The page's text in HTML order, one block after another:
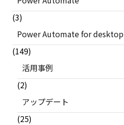
(3)
Power Automate for desktop
(149)
活用事例
(2)
アップデート
(25)